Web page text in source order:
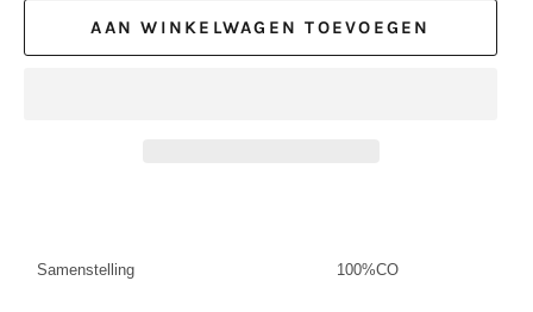
AAN WINKELWAGEN TOEVOEGEN
Samenstelling 100%CO